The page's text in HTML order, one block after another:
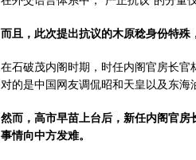
而且，此次提出抗议的木原稔身份特殊
在石破茂内阁时期，时任内阁官房长
对的是中国网友调侃昭和天皇以及东海
然而，高市早苗上台后，新任内阁官
事情向中方发难。